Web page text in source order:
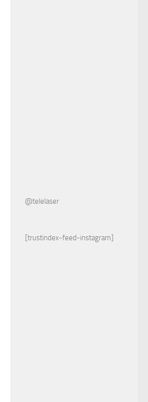
@telelaser
[trustindex-feed-instagram]